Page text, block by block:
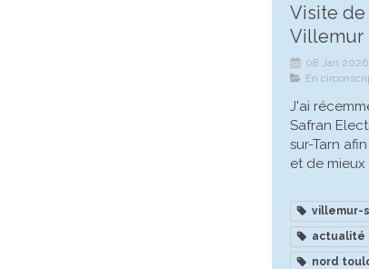
Visite de
Villemur
08 Jan 2026
En
J'ai
Safran
sur-Tarn
et de mieux
villemur-
actualité
nord